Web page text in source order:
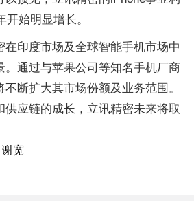
始明显增长。
在印度市场及全球智能手机市场中
。通过与苹果公司等知名手机厂商
断扩大其市场份额及业务范围。
供应链的成长，立讯精密未来将取
宽